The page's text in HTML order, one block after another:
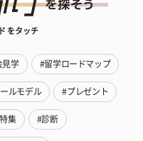
をタッチ
見学 #留学ロードマップ
ルモデル #プレゼント
集 #診断